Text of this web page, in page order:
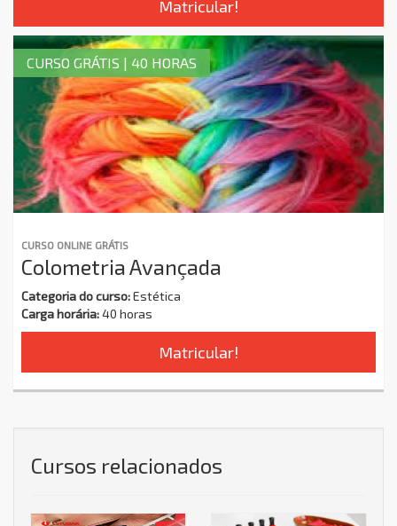
Matricular!
CURSO ONLINE GRÁTIS
Colometria Avançada
Categoria do curso:Estética
Carga horária:40 horas
Matricular!
CURSO GRÁTIS | 40 HORAS
Cursos relacionados